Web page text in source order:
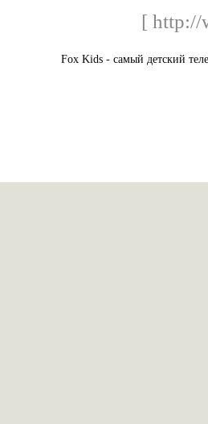
[ http://
Fox Kids - самый детский